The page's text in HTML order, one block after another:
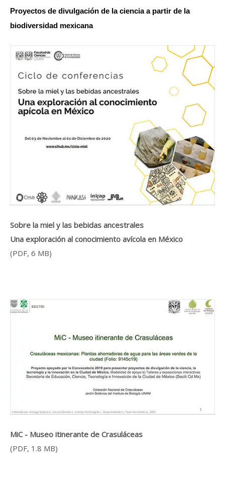
Proyectos de divulgación de la ciencia a partir de la
biodiversidad mexicana
Sobre la miel y las bebidas ancestrales
Una exploración al conocimiento avícola en México
(PDF, 6 MB)
MiC - Museo itinerante de Crasuláceas
(PDF, 1.8 MB)